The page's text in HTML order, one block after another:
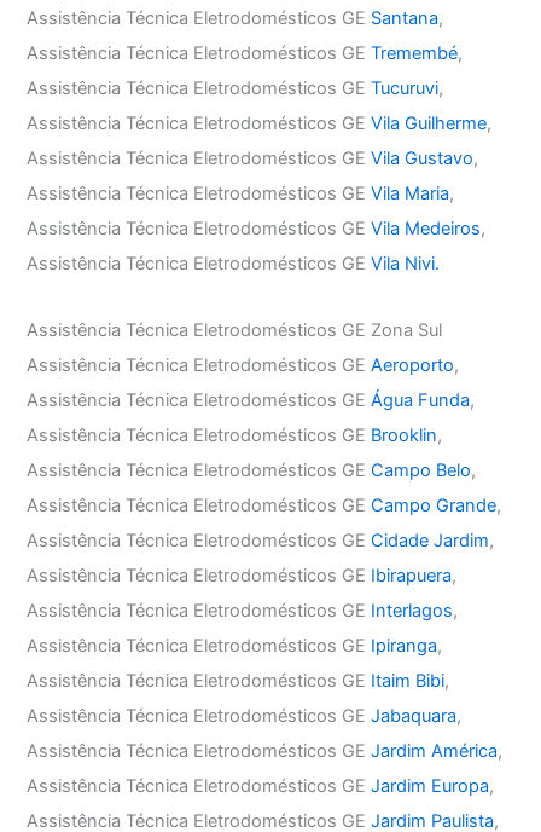
Assistência Técnica Eletrodomésticos GE Santana,
Assistência Técnica Eletrodomésticos GETremembé,
Assistência Técnica Eletrodomésticos GETucuruvi,
Assistência Técnica Eletrodomésticos GEVila Guilherme,
Assistência Técnica Eletrodomésticos GEVila Gustavo,
Assistência Técnica Eletrodomésticos GEVila Maria,
Assistência Técnica Eletrodomésticos GEVila Medeiros,
Assistência Técnica Eletrodomésticos GEVila Nivi.
Assistência Técnica Eletrodomésticos GE Zona Sul
Assistência Técnica Eletrodomésticos GEAeroporto,
Assistência Técnica Eletrodomésticos GEÁgua Funda,
Assistência Técnica Eletrodomésticos GE Brooklin,
Assistência Técnica Eletrodomésticos GECampo Belo,
Assistência Técnica Eletrodomésticos GECampo Grande,
Assistência Técnica Eletrodomésticos GECidade Jardim,
Assistência Técnica Eletrodomésticos GE Ibirapuera,
Assistência Técnica Eletrodomésticos GE Interlagos,
Assistência Técnica Eletrodomésticos GE Ipiranga,
Assistência Técnica Eletrodomésticos GE Itaim Bibi,
Assistência Técnica Eletrodomésticos GEJabaquara,
Assistência Técnica Eletrodomésticos GEJardim América,
Assistência Técnica Eletrodomésticos GEJardim Europa,
Assistência Técnica Eletrodomésticos GEJardim Paulista,